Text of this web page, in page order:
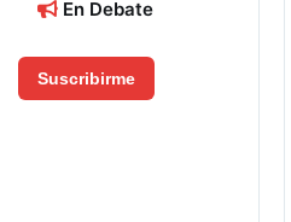
En Debate
Suscribirme